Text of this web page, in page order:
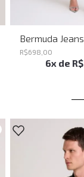
R$698 00
6x de R$